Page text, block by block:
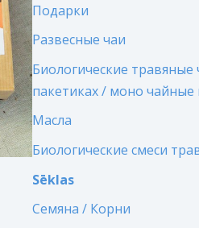
Подарки
Развесные чаи
Биологические травяные
пакетиках / моно чайные
Масла
Биологические смеси
Sēklas
Семяна / Корни